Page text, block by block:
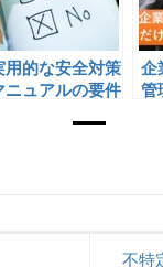
用的な安全対策
ニュアルの要件
企
管
不特